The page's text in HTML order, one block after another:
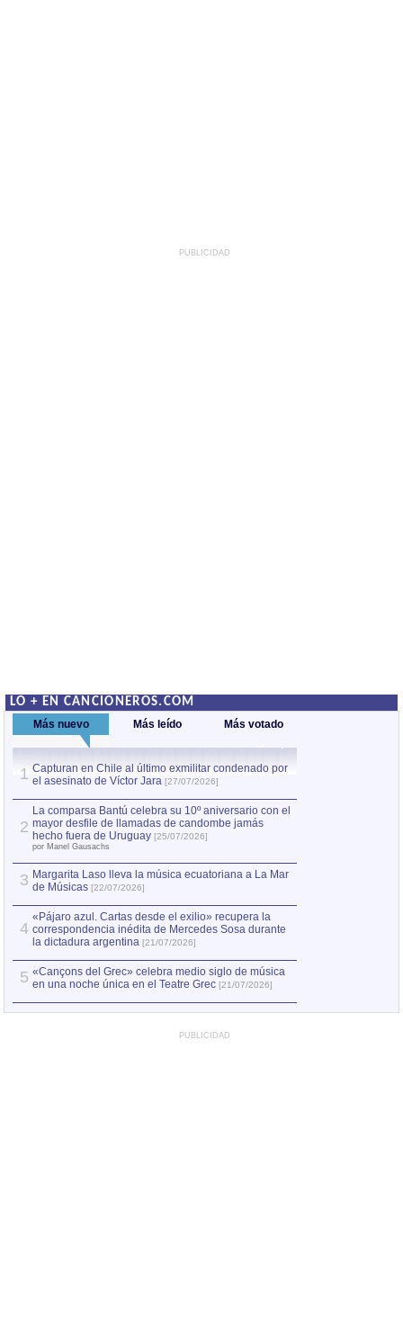
PUBLICIDAD
LO + EN CANCIONEROS.COM
Más nuevo Más leído Más votado
1 Capturan en Chile al último exmilitar condenado por
el asesinato de Víctor Jara [27/07/2026]
2
La comparsa Bantú celebra su 10º aniversario con el
mayor desfile de llamadas de candombe jamás
hecho fuera de Uruguay [25/07/2026]
por Manel Gausachs
3 Margarita Laso lleva la música ecuatoriana a La Mar
de Músicas [22/07/2026]
4
«Pájaro azul. Cartas desde el exilio» recupera la
correspondencia inédita de Mercedes Sosa durante
la dictadura argentina [21/07/2026]
5 «Cançons del Grec» celebra medio siglo de música
en una noche única en el Teatre Grec [21/07/2026]
PUBLICIDAD